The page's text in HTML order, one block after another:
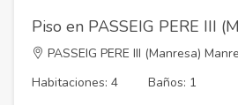
Piso en PASSEIG PERE III
PASSEIG PERE III (Manresa)
Habitaciones: 4
Baños: 1